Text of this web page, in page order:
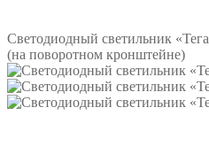
Светодиодный светильник
(на поворотном кронштейне)